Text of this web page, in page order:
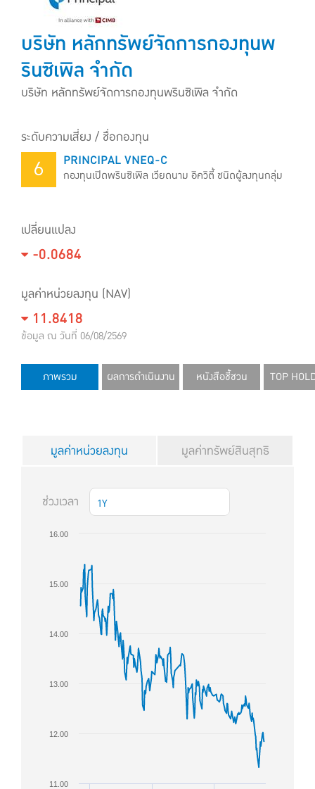
บริษัท หลักทรัพย์จัดการกองทุนพ
รินซิเพิล จำกัด
บริษัท หลักทรัพย์จัดการกองทุนพรินซิเพิล จำกัด
ระดับความเสี่ยง / ชื่อกองทุน
6 PRINCIPAL VNEQ-C
กองทุนเปิดพรินซิเพิล เวียดนาม อิควิตี้ ชนิดผู้ลงทุนกลุ่ม
เปลี่ยนแปลง
-0.0684
มูลค่าหน่วยลงทุน (NAV)
11.8418
ข้อมูล ณ วันที่ 06/08/2569
ภาพรวม ผลการดำเนินงาน หนังสือชี้ชวน TOP
มูลค่าหน่วยลงทุน มูลค่าทรัพย์สินสุทธิ
ช่วงเวลา 1Y
11.00
12.00
13.00
14.00
15.00
16.00